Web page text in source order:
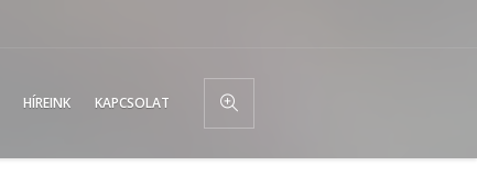
HÍREINK KAPCSOLAT